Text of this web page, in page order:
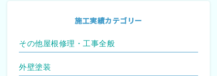
施工実績カテゴリー
その他屋根修理・工事全般
外壁塗装